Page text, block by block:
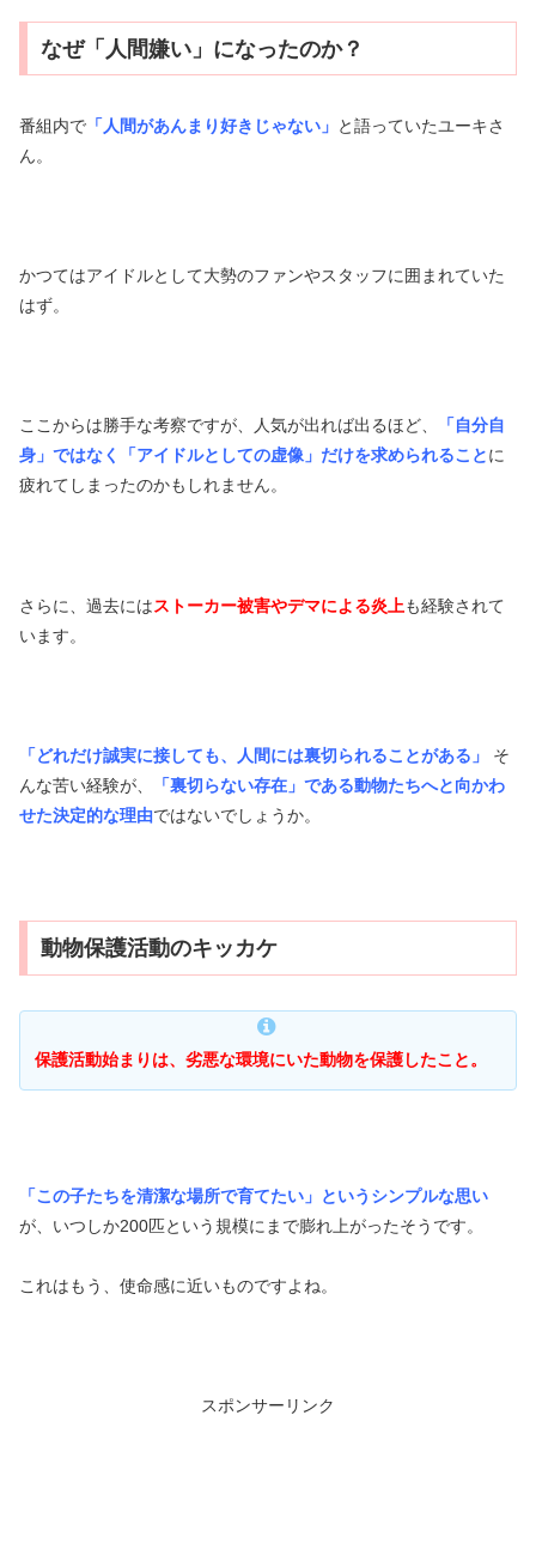
なぜ「人間嫌い」になったのか？
番組内で 「人間があんまり好きじゃない」 と語っていたユーキさ
ん。
かつてはアイドルとして大勢のファンやスタッフに囲まれていた
はず。
ここからは勝手な考察ですが、人気が出れば出るほど、
「自分自
身」ではなく「アイドルとしての虚像」だけを求められることに
疲れてしまったのかもしれません。
さらに、過去にはストーカー被害やデマによる炎上も経験されて
います。
「どれだけ誠実に接しても、人間には裏切られることがある」
そ
んな苦い経験が、
「裏切らない存在」である動物たちへと向かわ
せた決定的な理由ではないでしょうか。
動物保護活動のキッカケ
保護活動始まりは、劣悪な環境にいた動物を保護したこと。
「この子たちを清潔な場所で育てたい」というシンプルな思い
が、いつしか200匹という規模にまで膨れ上がったそうです。
これはもう、使命感に近いものですよね。
スポンサーリンク